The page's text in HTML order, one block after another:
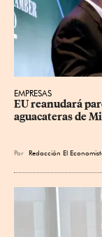
EMPRESAS
EU reanudará
aguacateras de
Por Redacción El